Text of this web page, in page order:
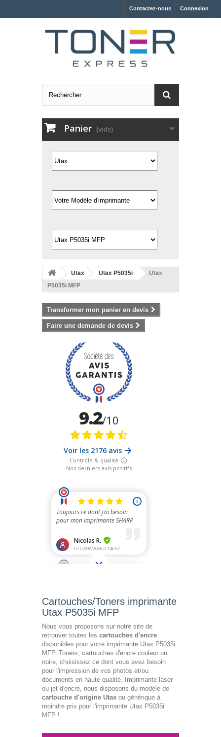
Connexion
Contactez-nous
Panier (vide)
Utax Utax P5035i
Utax
P5035i MFP
Transformer mon panier en devis
Faire une demande de devis
Cartouches/Toners imprimante
Utax P5035i MFP
Nous vous proposons sur notre site de
retrouver toutes les cartouches d'encre
disponibles pour votre imprimante Utax P5035i
MFP. Toners, cartouches d'encre couleur ou
noire, choisissez ce dont vous avez besoin
pour l'impression de vos photos et/ou
documents en haute qualité. Imprimante laser
ou jet d'encre, nous disposons du modèle de
cartouche d'origine Utax ou générique à
moindre prix pour l'imprimante Utax P5035i
MFP !